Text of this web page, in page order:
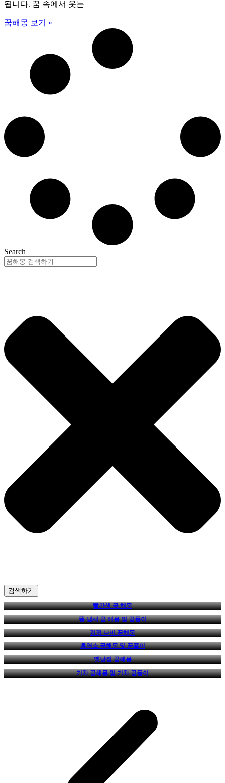
됩니다. 꿈 속에서 웃는
꿈해몽 보기 »
Search
검색하기
빨간색 꿈 해몽
똥 냄새 꿈 해몽 및 꿈풀이
검정 나비 꿈해몽
흑염소 꿈해몽 및 꿈풀이
옛날집 꿈해몽
기차 꿈해몽 및 기차 꿈풀이